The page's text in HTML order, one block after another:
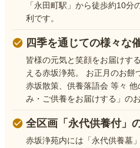
「永田町駅」から徒歩約10
利です。
四季を通じての様々な
皆様の元気と笑顔をお届けす
える赤坂浄苑。 お正月のお餅
赤坂散策、供養落語会 等々
み・ご供養をお届けする」の
全区画「永代供養付」
赤坂浄苑内には「永代供養墓